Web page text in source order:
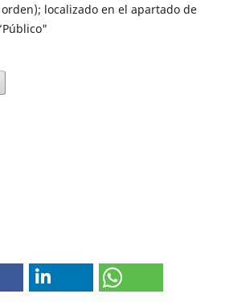
localizado en el apartado de